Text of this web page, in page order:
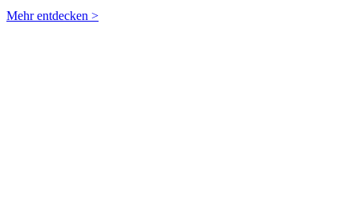
Mehr entdecken >